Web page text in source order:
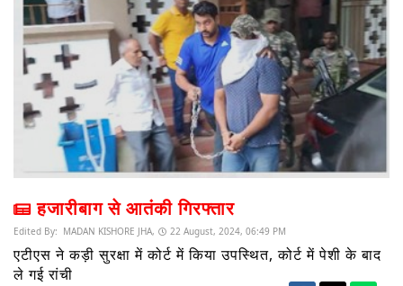
हजारीबाग से आतंकी गिरफ्तार
Edited By: MADAN KISHORE JHA, 22 August, 2024, 06:49 PM
एटीएस ने कड़ी सुरक्षा में कोर्ट में किया उपस्थित, कोर्ट में पेशी के बाद
ले गई रांची